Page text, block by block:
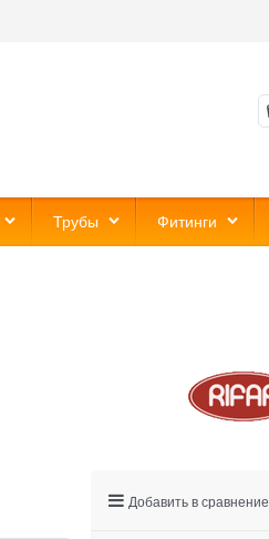
Трубы Фитинги
Добавить в сравнение